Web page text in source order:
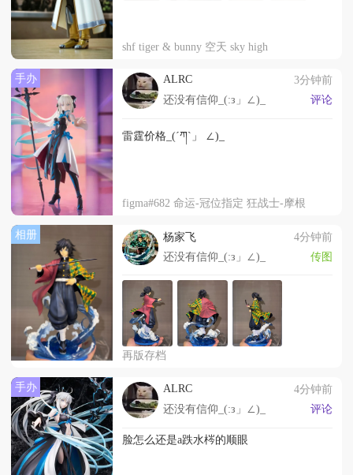
shf tiger & bunny 空天 sky high
手办 ALRC
3分钟前
还没有信仰_(:з」∠)_
评论
雷霆价格_(´ཀ`」 ∠)_
figma#682 命运-冠位指定 狂战士-摩根
相册 杨家飞
4分钟前
还没有信仰_(:з」∠)_
传图
再版存档
手办 ALRC
4分钟前
还没有信仰_(:з」∠)_
评论
脸怎么还是a跌水梣的顺眼